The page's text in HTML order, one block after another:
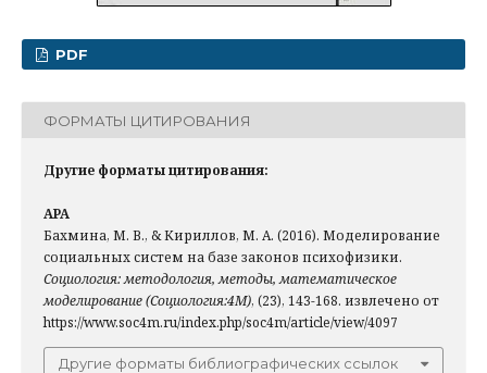
PDF
ФОРМАТЫ ЦИТИРОВАНИЯ
Другие форматы цитирования:
APA
Бахмина, М. В., & Кириллов, М. А. (2016). Моделирование
социальных систем на базе законов психофизики.
Социология: методология, методы, математическое
моделирование (Социология:4М), (23), 143-168. извлечено от
https://www.soc4m.ru/index.php/soc4m/article/view/4097
Другие форматы библиографических ссылок